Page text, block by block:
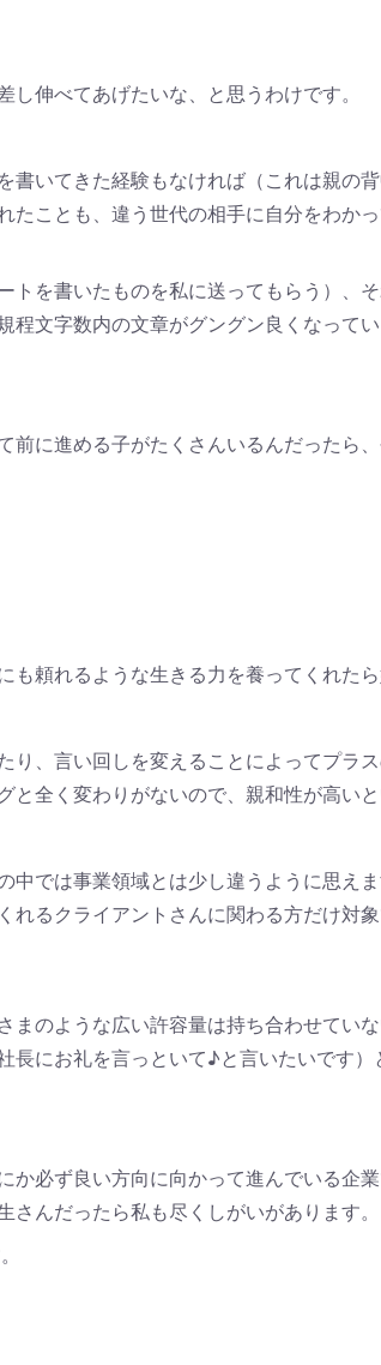
伸べてあげたいな、と思うわけです。
書いてきた経験もなければ（これは親の
たことも、違う世代の相手に自分をわか
トを書いたものを私に送ってもらう）、
文字数内の文章がグングン良くなってい
に進める子がたくさんいるんだったら
頼れるような生きる力を養ってくれたら
り、言い回しを変えることによってプラ
全く変わりがないので、親和性が高いと
では事業領域とは少し違うように思えま
れるクライアントさんに関わる方だけ対
のような広い許容量は持ち合わせてい
長にお礼を言っといて♪と言いたいです
か必ず良い方向に向かって進んでいる企
んだったら私も尽くしがいがあります。